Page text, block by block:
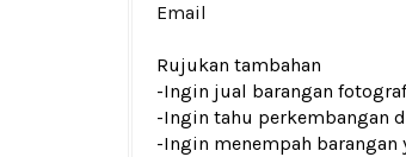
Email
Rujukan tambahan
-Ingin jual barangan
-Ingin tahu perkembangan
-Ingin menempah